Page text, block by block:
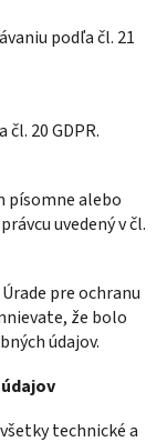
podľa čl. 21
20 GDPR.
písomne alebo
uvedený v čl.
pre ochranu
že bolo
údajov.
technické a